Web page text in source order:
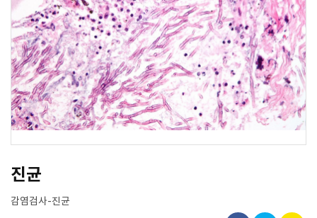
진균
감염검사-진균